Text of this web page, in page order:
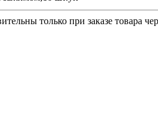
только при заказе товара